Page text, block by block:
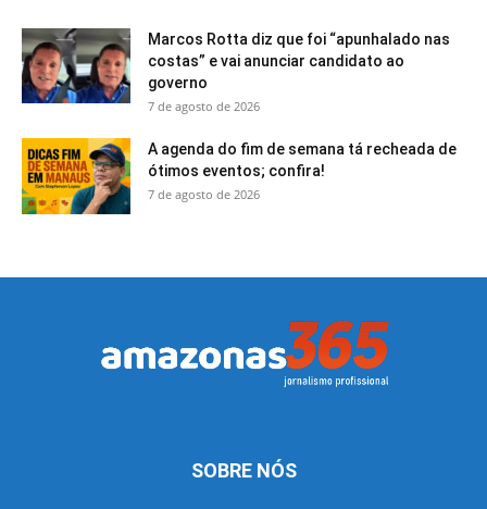
Marcos Rotta diz que foi “apunhalado nas
costas” e vai anunciar candidato ao
governo
7 de agosto de 2026
A agenda do fim de semana tá recheada de
ótimos eventos; confira!
7 de agosto de 2026
SOBRE NÓS